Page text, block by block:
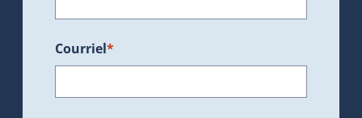
Courriel*